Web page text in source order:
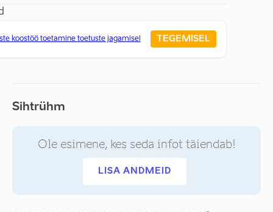
koostöö toetamine toetuste jagamisel TEGEMISEL
Sihtrühm
Ole esimene, kes seda infot täiendab!
LISA ANDMEID